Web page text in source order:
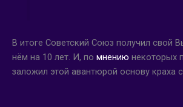
В итоге Советский Союз получил свой
нём на 10 лет. И, по мнению некоторых
заложил этой авантюрой основу краха